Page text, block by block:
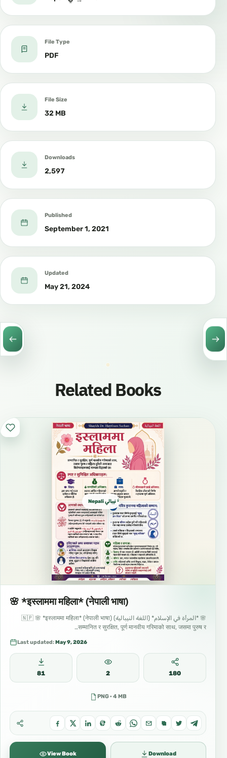
File Type
PDF
File Size
32 MB
Downloads
2,597
Published
September 1, 2021
Updated
May 21, 2024
Related Books
Nepali نيبالي नेपाली
🌸 *इस्लाममा महिला* (नेपाली भाषा)
🌸 *المرأة في الإسلام* (اللغة النيبالية) 🇳🇵 🌸 *इस्लाममा महिला* (नेपाली भाषा)
सम्मानित र सुरक्षित, पूर्ण मानवीय गरिमाको साथ, जसमा पुरुष र…
Last updated:May 9, 2026
81 2 180
PNG · 4 MB
View Book Download